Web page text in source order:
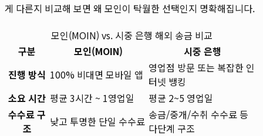
게 다른지 비교해 보면 왜 모인이 탁월한 선택인지 명확해집니다.
모인(MOIN) vs. 시중 은행 해외 송금 비교
구분
모인(MOIN)
시중 은행
진행 방식 100% 비대면 모바일 앱 영업점 방문 또는 복잡한 인
터넷 뱅킹
소요 시간 평균 3시간 ~ 1영업일
평균 2~5 영업일
수수료 구
조
낮고 투명한 단일 수수료 송금/중개/수취 수수료 등
다단계 구조